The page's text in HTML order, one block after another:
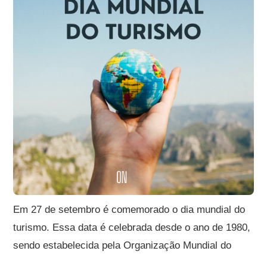
Em 27 de setembro é comemorado o dia mundial do
turismo. Essa data é celebrada desde o ano de 1980,
sendo estabelecida pela Organização Mundial do